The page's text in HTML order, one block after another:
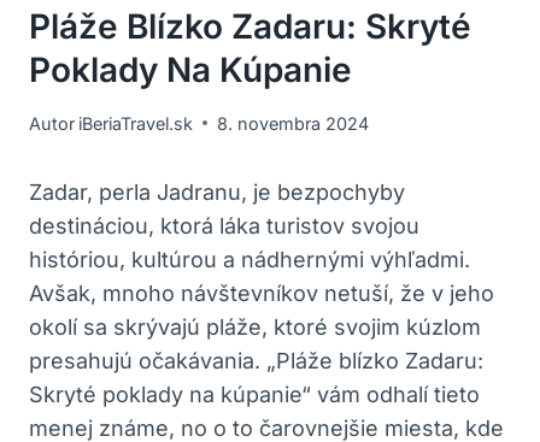
Pláže Blízko Zadaru: Skryté
Poklady Na Kúpanie
Autor iBeriaTravel.sk 8. novembra 2024
Zadar, perla Jadranu, je bezpochyby
destináciou, ktorá láka turistov svojou
históriou, kultúrou a nádhernými výhľadmi.
Avšak, mnoho návštevníkov netuší, že v jeho
okolí sa skrývajú pláže, ktoré svojim kúzlom
presahujú očakávania. „Pláže blízko Zadaru:
Skryté poklady na kúpanie“ vám odhalí tieto
menej známe, no o to čarovnejšie miesta, kde